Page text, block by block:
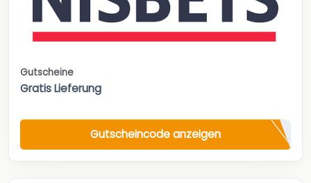
Gutscheine
Gratis Lieferung
Gutscheincode anzeigen